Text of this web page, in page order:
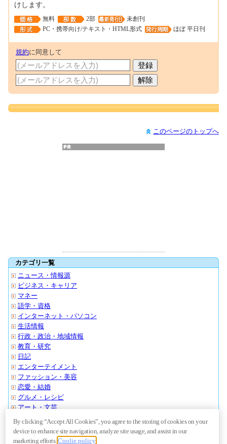
けします。
無料 2部
未創刊
PC・携帯向け/テキスト・HTML形式
ほぼ 平日刊
規約に同意して
このページのトップへ
カテゴリ一覧
ニュース・情報源
ビジネス・キャリア
マネー
語学・資格
インターネット・パソコン
生活情報
行政・政治・地域情報
教育・研究
日記
エンターテイメント
ファッション・美容
恋愛・結婚
グルメ・レシピ
アート・文芸
スポーツ・アウトドア
クルマ・バイク
旅行・おでかけ
By clicking “Accept All Cookies”, you agree to the storing of cookies on your
device to enhance site navigation, analyze site usage, and assist in our
marketing efforts.Coolie policy